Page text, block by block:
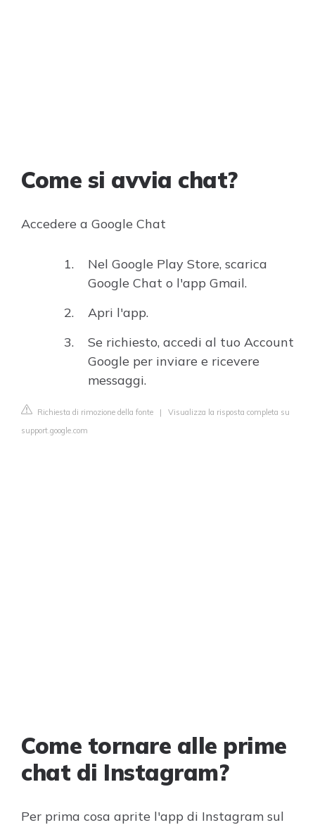
Come si avvia chat?
Accedere a Google Chat
Nel Google Play Store, scarica
Google Chat o l'app Gmail.
Apri l'app.
Se richiesto, accedi al tuo Account
Google per inviare e ricevere
messaggi.
Richiesta di rimozione della fonte | Visualizza la risposta completa su
support.google.com
Come tornare alle prime
chat di Instagram?
Per prima cosa aprite l'app di Instagram sul